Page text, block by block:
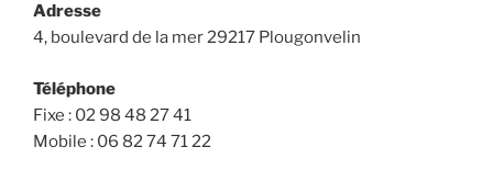
Adresse
4, boulevard de la mer29217 Plougonvelin
Téléphone
Fixe : 02 98 48 27 41
Mobile : 06 82 74 71 22